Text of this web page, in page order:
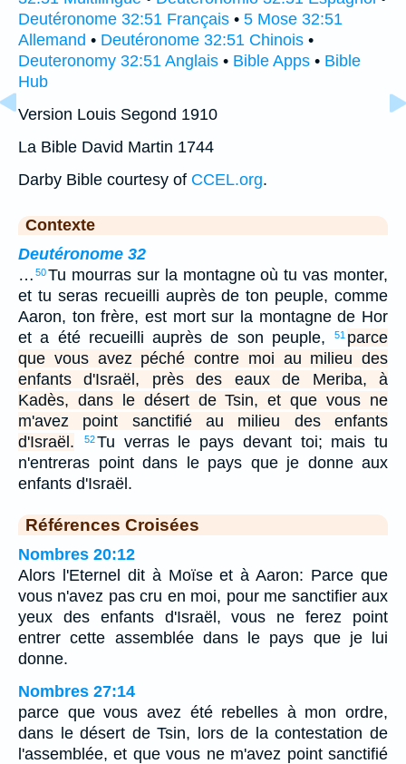
Deutéronome 32:51 Français • 5 Mose 32:51
Allemand • Deutéronome 32:51 Chinois •
Deuteronomy 32:51 Anglais • Bible Apps • Bible
Hub
Version Louis Segond 1910
La Bible David Martin 1744
Darby Bible courtesy of CCEL.org.
Contexte
Deutéronome 32
… 50Tu mourras sur la montagne où tu vas monter,
et tu seras recueilli auprès de ton peuple, comme
Aaron, ton frère, est mort sur la montagne de Hor
et a été recueilli auprès de son peuple,
51 parce
que vous avez péché contre moi au milieu des
enfants d'Israël, près des eaux de Meriba, à
Kadès, dans le désert de Tsin, et que vous ne
m'avez point sanctifié au milieu des enfants
d'Israël.
52Tu verras le pays devant toi; mais tu
n'entreras point dans le pays que je donne aux
enfants d'Israël.
Références Croisées
Nombres 20:12
Alors l'Eternel dit à Moïse et à Aaron: Parce que
vous n'avez pas cru en moi, pour me sanctifier aux
yeux des enfants d'Israël, vous ne ferez point
entrer cette assemblée dans le pays que je lui
donne.
Nombres 27:14
parce que vous avez été rebelles à mon ordre,
dans le désert de Tsin, lors de la contestation de
l'assemblée, et que vous ne m'avez point sanctifié